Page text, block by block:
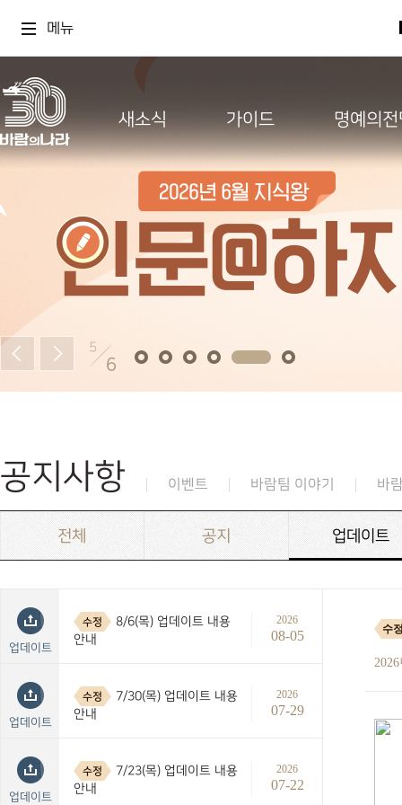
메뉴
새소식 가이드 명예의
5
6
공지사항 이벤트 바람팀 이야기 바
전체 공지 업데이트
업데이트
수정
8/6(목) 업데이트 내용
안내
2026
08-05
업데이트
수정
7/30(목) 업데이트 내용
안내
2026
07-29
업데이트
수정
7/23(목) 업데이트 내용
안내
2026
07-22
수